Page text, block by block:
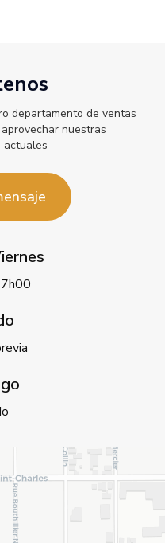
departamento de ventas
nuestras
actuales